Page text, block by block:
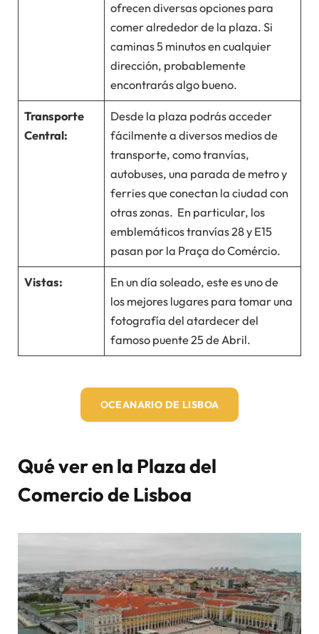
ofrecen diversas opciones para
comer alrededor de la plaza. Si
caminas 5 minutos en cualquier
dirección, probablemente
encontrarás algo bueno.
Transporte
Central:
Desde la plaza podrás acceder
fácilmente a diversos medios de
transporte, como tranvías,
autobuses, una parada de metro y
ferries que conectan la ciudad con
otras zonas. En particular, los
emblemáticos tranvías 28 y E15
pasan por la Praça do Comércio.
Vistas:
En un día soleado, este es uno de
los mejores lugares para tomar una
fotografía del atardecer del
famoso puente 25 de Abril.
OCEANARIO DE LISBOA
Qué ver en la Plaza del
Comercio de Lisboa